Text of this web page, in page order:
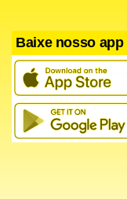
Também foi
que prevê
Baixe nosso app